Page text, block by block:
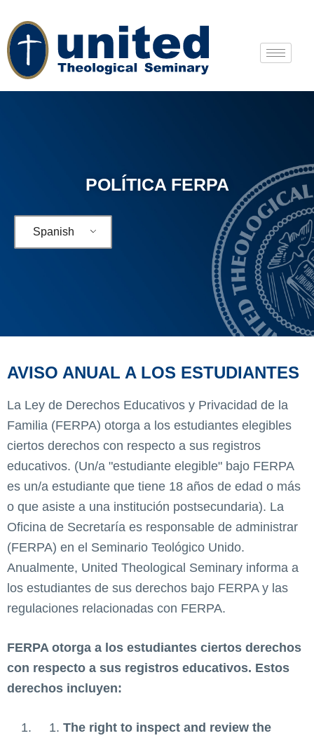
POLÍTICA FERPA
Spanish
AVISO ANUAL A LOS ESTUDIANTES
La Ley de Derechos Educativos y Privacidad de la
Familia (FERPA) otorga a los estudiantes elegibles
ciertos derechos con respecto a sus registros
educativos. (Un/a "estudiante elegible" bajo FERPA
es un/a estudiante que tiene 18 años de edad o más
o que asiste a una institución postsecundaria). La
Oficina de Secretaría es responsable de administrar
(FERPA) en el Seminario Teológico Unido.
Anualmente, United Theological Seminary informa a
los estudiantes de sus derechos bajo FERPA y las
regulaciones relacionadas con FERPA.
FERPA otorga a los estudiantes ciertos derechos
con respecto a sus registros educativos. Estos
derechos incluyen:
The right to inspect and review the